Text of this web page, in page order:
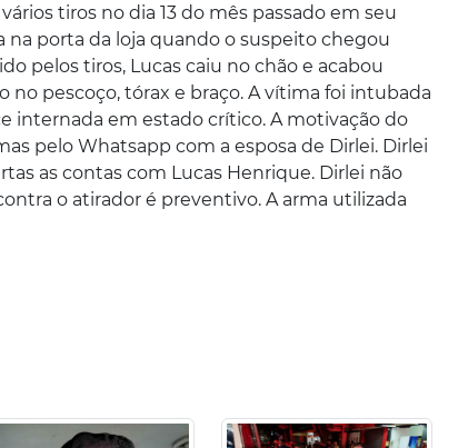
tiros no dia 13 do mês passado em seu
na porta da loja quando o suspeito chegou
pelos tiros, Lucas caiu no chão e acabou
no pescoço, tórax e braço. A vítima foi intubada
internada em estado crítico. A motivação do
pelo Whatsapp com a esposa de Dirlei. Dirlei
as contas com Lucas Henrique. Dirlei não
o atirador é preventivo. A arma utilizada